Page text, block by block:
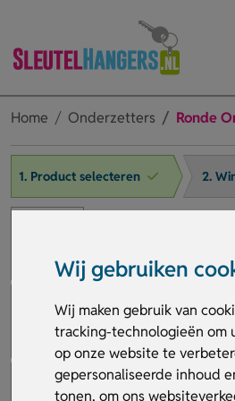
Wij gebruiken
Wij maken gebruik van
tracking-technologieën om
op onze website te
gepersonaliseerde inhoud
tonen, om ons
Home Onderzetters Ronde
1. Product selecteren